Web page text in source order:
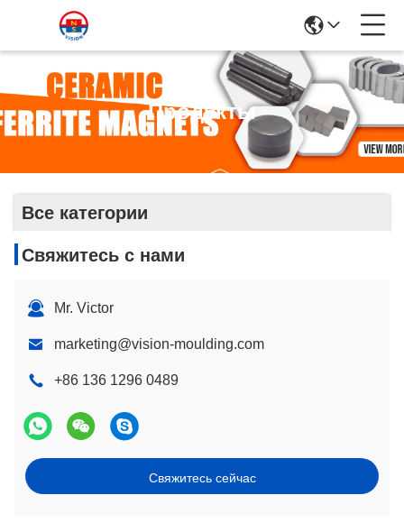
Продукты
Все категории
Свяжитесь с нами
Mr. Victor
marketing@vision-moulding.com
+86 136 1296 0489
Свяжитесь сейчас